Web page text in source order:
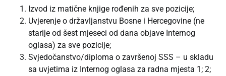
Izvod iz matične knjige rođenih za sve pozicije;
Uvjerenje o državljanstvu Bosne i Hercegovine (ne
starije od šest mjeseci od dana objave Internog
oglasa) za sve pozicije;
Svjedočanstvo/diploma o završenoj SSS – u skladu
sa uvjetima iz Internog oglasa za radna mjesta 1; 2;